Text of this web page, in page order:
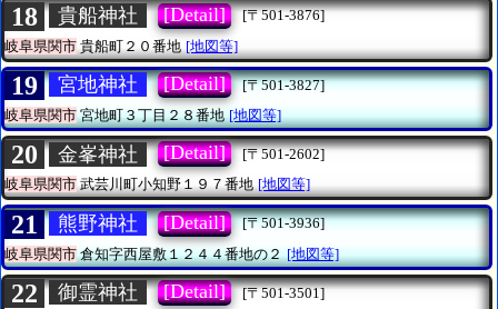
18 貴船神社 [Detail]
[〒501-3876]
岐阜県関市 貴船町２０番地 [地図等]
19 宮地神社 [Detail]
[〒501-3827]
岐阜県関市宮地町３丁目２８番地 [地図等]
20 金峯神社 [Detail]
[〒501-2602]
岐阜県関市武芸川町小知野１９７番地 [地図等]
21 熊野神社 [Detail]
[〒501-3936]
岐阜県関市倉知字西屋敷１２４４番地の２ [地図等]
22 御霊神社 [Detail]
[〒501-3501]